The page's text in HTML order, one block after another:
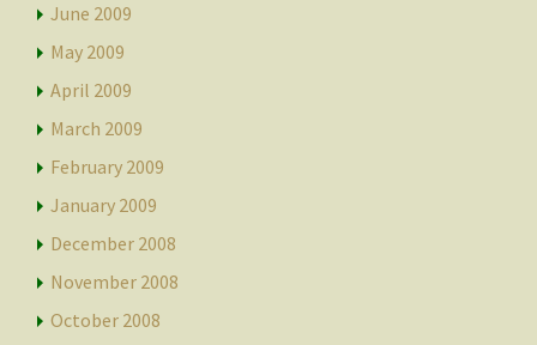
June 2009
May 2009
April 2009
March 2009
February 2009
January 2009
December 2008
November 2008
October 2008